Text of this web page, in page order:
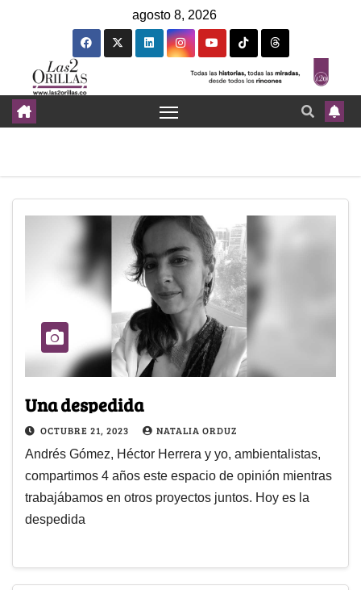
agosto 8, 2026
Una despedida
OCTUBRE 21, 2023 NATALIA ORDUZ
Andrés Gómez, Héctor Herrera y yo, ambientalistas,
compartimos 4 años este espacio de opinión mientras
trabajábamos en otros proyectos juntos. Hoy es la
despedida